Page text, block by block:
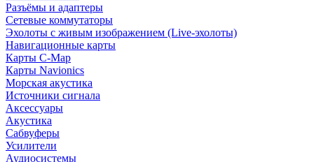
Разъёмы и адаптеры
Сетевые коммутаторы
Эхолоты с живым изображением (Live-эхолоты)
Навигационные карты
Карты C-Map
Карты Navionics
Морская акустика
Источники сигнала
Аксессуары
Акустика
Сабвуферы
Усилители
Аудиосистемы